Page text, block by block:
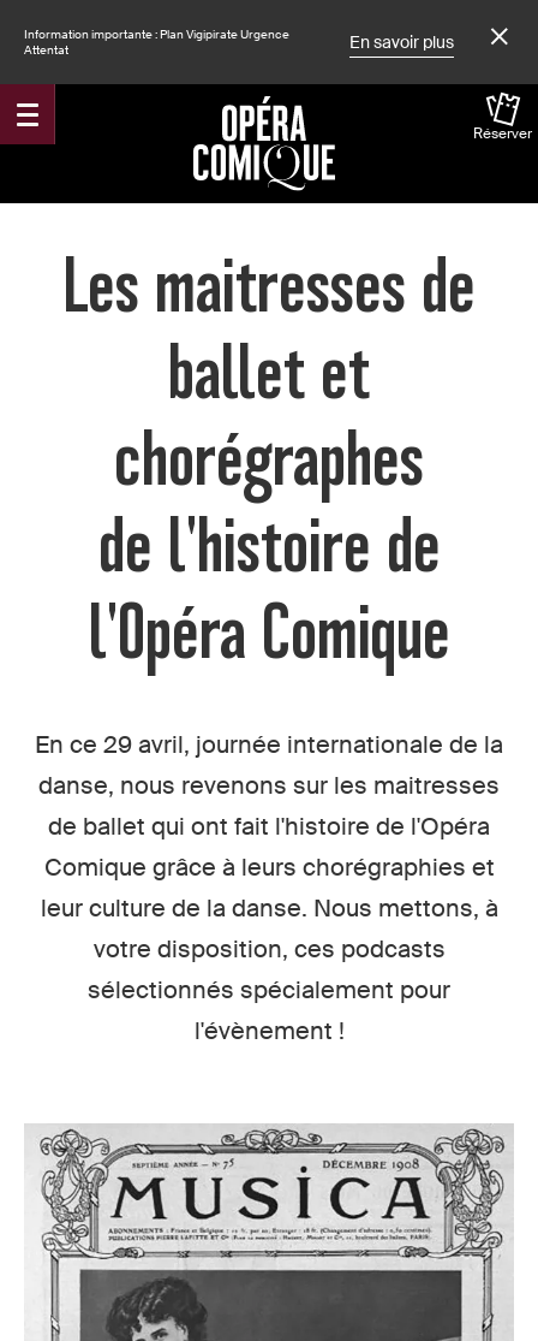
Information importante : Plan Vigipirate Urgence
Attentat
En savoir plus
Réserver
Accueil
Les maitresses de
ballet et
chorégraphes
de l'histoire de
l'Opéra Comique
En ce 29 avril, journée internationale de la
danse, nous revenons sur les maitresses
de ballet qui ont fait l'histoire de l'Opéra
Comique grâce à leurs chorégraphies et
leur culture de la danse. Nous mettons, à
votre disposition, ces podcasts
sélectionnés spécialement pour
l'évènement !